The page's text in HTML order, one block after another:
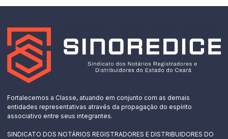
Fortalecemos a Classe, atuando em conjunto com as demais
entidades representativas através da propagação do espírito
associativo entre seus integrantes.
SINDICATO DOS NOTÁRIOS REGISTRADORES E DISTRIBUIDORES DO